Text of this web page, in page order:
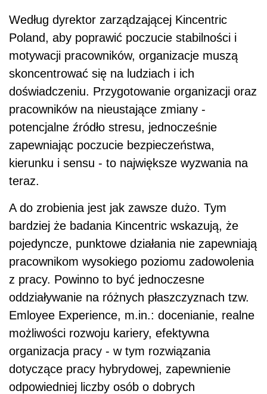
Według dyrektor zarządzającej Kincentric
Poland, aby poprawić poczucie stabilności i
motywacji pracowników, organizacje muszą
skoncentrować się na ludziach i ich
doświadczeniu. Przygotowanie organizacji oraz
pracowników na nieustające zmiany -
potencjalne źródło stresu, jednocześnie
zapewniając poczucie bezpieczeństwa,
kierunku i sensu - to największe wyzwania na
teraz.
A do zrobienia jest jak zawsze dużo. Tym
bardziej że badania Kincentric wskazują, że
pojedyncze, punktowe działania nie zapewniają
pracownikom wysokiego poziomu zadowolenia
z pracy. Powinno to być jednoczesne
oddziaływanie na różnych płaszczyznach tzw.
Emloyee Experience, m.in.: docenianie, realne
możliwości rozwoju kariery, efektywna
organizacja pracy - w tym rozwiązania
dotyczące pracy hybrydowej, zapewnienie
odpowiedniej liczby osób o dobrych